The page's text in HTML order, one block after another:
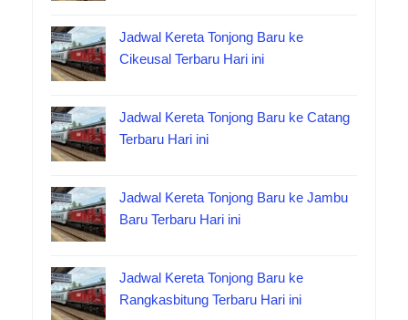
Jadwal Kereta Tonjong Baru ke
Cikeusal Terbaru Hari ini
Jadwal Kereta Tonjong Baru ke Catang
Terbaru Hari ini
Jadwal Kereta Tonjong Baru ke Jambu
Baru Terbaru Hari ini
Jadwal Kereta Tonjong Baru ke
Rangkasbitung Terbaru Hari ini